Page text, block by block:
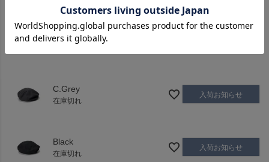
Brown
C.Grey
在庫切れ
入荷お知らせ
Black
在庫切れ
入荷お知らせ